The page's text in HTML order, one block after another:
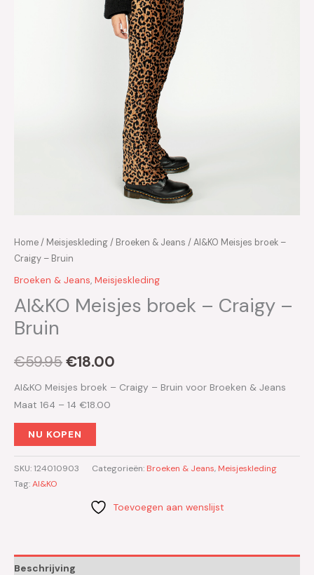
Home/ Meisjeskleding/ Broeken & Jeans / AI&KO Meisjes broek –
Craigy – Bruin
Broeken & Jeans, Meisjeskleding
AI&KO Meisjes broek – Craigy –
Bruin
€59.95€18.00
AI&KO Meisjes broek – Craigy – Bruin voor Broeken & Jeans
Maat 164 – 14 €18.00
NU KOPEN
SKU:124010903 Categorieën: Broeken & Jeans, Meisjeskleding
Tag:AI&KO
Toevoegen aan wenslijst
Beschrijving